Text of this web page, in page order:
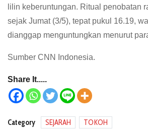
lilin keberuntungan. Ritual penobatan
sejak Jumat (3/5), tepat pukul 16.19,
dianggap menguntungkan menurut
Sumber CNN Indonesia.
Share It.....
Category SEJARAH TOKOH